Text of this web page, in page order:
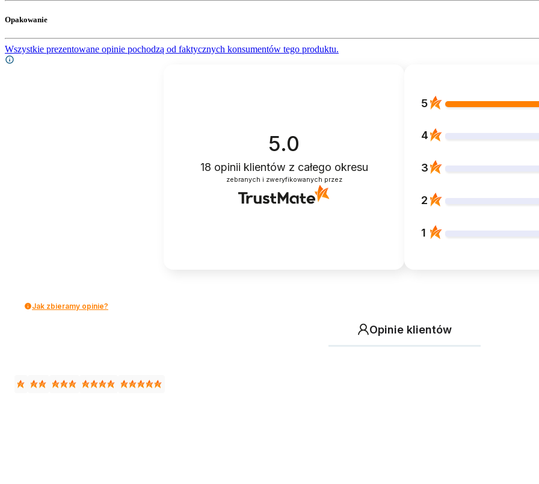
Opakowanie
Wszystkie prezentowane opinie pochodzą od faktycznych konsumentów tego produktu.
5.0
18 opinii klientów z całego okresu
zebranych i zweryfikowanych przez
5
4
3
2
1
Jak zbieramy opinie?
Opinie klientów